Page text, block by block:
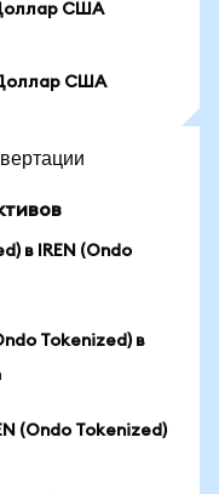
США
Доллар США
в IREN (Ondo
Tokenized) в
(Ondo Tokenized)